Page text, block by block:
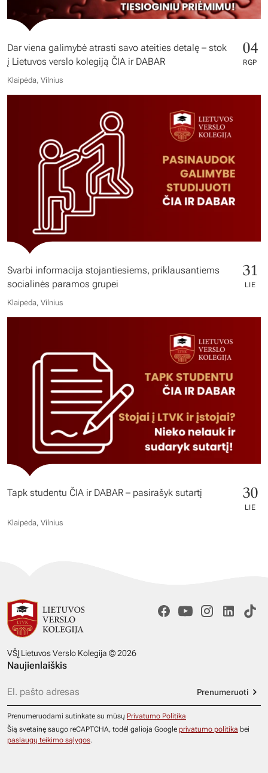
Dar viena galimybė atrasti savo ateities detalę – stok
į Lietuvos verslo kolegiją ČIA ir DABAR
04
RGP
Klaipėda, Vilnius
Svarbi informacija stojantiesiems, priklausantiems
socialinės paramos grupei
31
LIE
Klaipėda, Vilnius
Tapk studentu ČIA ir DABAR – pasirašyk sutartį 30
LIE
Klaipėda, Vilnius
VŠĮ Lietuvos Verslo Kolegija © 2026
Naujienlaiškis
Prenumeruoti
Prenumeruodami sutinkate su mūsų Privatumo Politika
Šią svetainę saugo reCAPTCHA, todėl galioja Google privatumo politika bei
paslaugų teikimo sąlygos.